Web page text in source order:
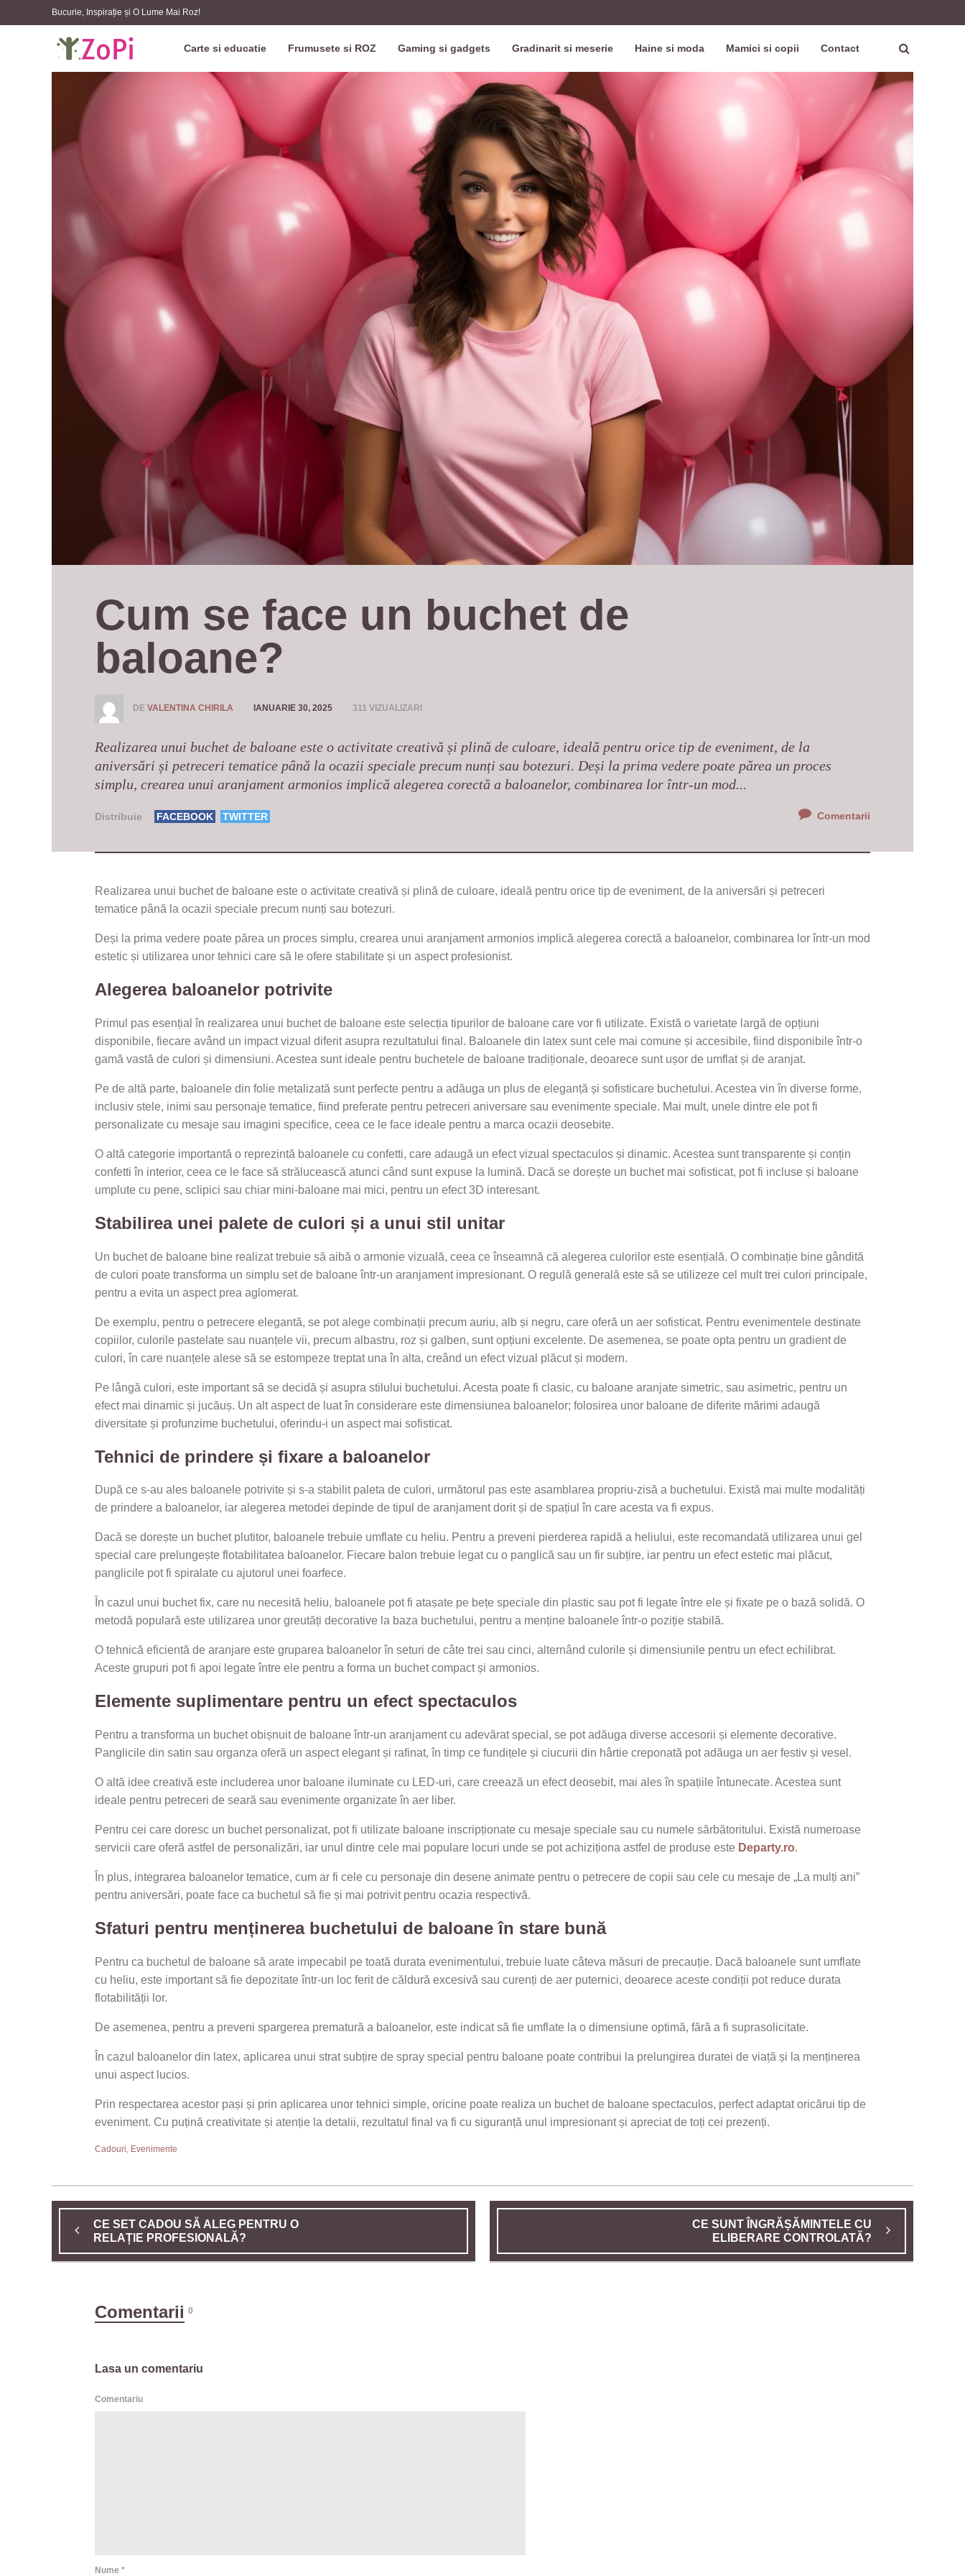
Bucurie, Inspirație și O Lume Mai Roz!
Carte si educatie Frumusete si ROZ Gaming si gadgets Gradinarit si meserie Haine si moda Mamici si copii Contact
Cum se face un buchet de
baloane?
DE VALENTINA CHIRILA IANUARIE 30, 2025 311 VIZUALIZARI
Realizarea unui buchet de baloane este o activitate creativă și plină de culoare, ideală pentru orice tip de eveniment, de la
aniversări și petreceri tematice până la ocazii speciale precum nunți sau botezuri. Deși la prima vedere poate părea un proces
simplu, crearea unui aranjament armonios implică alegerea corectă a baloanelor, combinarea lor într-un mod...
Distribuie FACEBOOK TWITTER Comentarii
Realizarea unui buchet de baloane este o activitate creativă și plină de culoare, ideală pentru orice tip de eveniment, de la aniversări și petreceri
tematice până la ocazii speciale precum nunți sau botezuri.
Deși la prima vedere poate părea un proces simplu, crearea unui aranjament armonios implică alegerea corectă a baloanelor, combinarea lor într-un mod
estetic și utilizarea unor tehnici care să le ofere stabilitate și un aspect profesionist.
Alegerea baloanelor potrivite
Primul pas esențial în realizarea unui buchet de baloane este selecția tipurilor de baloane care vor fi utilizate. Există o varietate largă de opțiuni
disponibile, fiecare având un impact vizual diferit asupra rezultatului final. Baloanele din latex sunt cele mai comune și accesibile, fiind disponibile într-o
gamă vastă de culori și dimensiuni. Acestea sunt ideale pentru buchetele de baloane tradiționale, deoarece sunt ușor de umflat și de aranjat.
Pe de altă parte, baloanele din folie metalizată sunt perfecte pentru a adăuga un plus de eleganță și sofisticare buchetului. Acestea vin în diverse forme,
inclusiv stele, inimi sau personaje tematice, fiind preferate pentru petreceri aniversare sau evenimente speciale. Mai mult, unele dintre ele pot fi
personalizate cu mesaje sau imagini specifice, ceea ce le face ideale pentru a marca ocazii deosebite.
O altă categorie importantă o reprezintă baloanele cu confetti, care adaugă un efect vizual spectaculos și dinamic. Acestea sunt transparente și conțin
confetti în interior, ceea ce le face să strălucească atunci când sunt expuse la lumină. Dacă se dorește un buchet mai sofisticat, pot fi incluse și baloane
umplute cu pene, sclipici sau chiar mini-baloane mai mici, pentru un efect 3D interesant.
Stabilirea unei palete de culori și a unui stil unitar
Un buchet de baloane bine realizat trebuie să aibă o armonie vizuală, ceea ce înseamnă că alegerea culorilor este esențială. O combinație bine gândită
de culori poate transforma un simplu set de baloane într-un aranjament impresionant. O regulă generală este să se utilizeze cel mult trei culori principale,
pentru a evita un aspect prea aglomerat.
De exemplu, pentru o petrecere elegantă, se pot alege combinații precum auriu, alb și negru, care oferă un aer sofisticat. Pentru evenimentele destinate
copiilor, culorile pastelate sau nuanțele vii, precum albastru, roz și galben, sunt opțiuni excelente. De asemenea, se poate opta pentru un gradient de
culori, în care nuanțele alese să se estompeze treptat una în alta, creând un efect vizual plăcut și modern.
Pe lângă culori, este important să se decidă și asupra stilului buchetului. Acesta poate fi clasic, cu baloane aranjate simetric, sau asimetric, pentru un
efect mai dinamic și jucăuș. Un alt aspect de luat în considerare este dimensiunea baloanelor; folosirea unor baloane de diferite mărimi adaugă
diversitate și profunzime buchetului, oferindu-i un aspect mai sofisticat.
Tehnici de prindere și fixare a baloanelor
După ce s-au ales baloanele potrivite și s-a stabilit paleta de culori, următorul pas este asamblarea propriu-zisă a buchetului. Există mai multe modalități
de prindere a baloanelor, iar alegerea metodei depinde de tipul de aranjament dorit și de spațiul în care acesta va fi expus.
Dacă se dorește un buchet plutitor, baloanele trebuie umflate cu heliu. Pentru a preveni pierderea rapidă a heliului, este recomandată utilizarea unui gel
special care prelungește flotabilitatea baloanelor. Fiecare balon trebuie legat cu o panglică sau un fir subțire, iar pentru un efect estetic mai plăcut,
panglicile pot fi spiralate cu ajutorul unei foarfece.
În cazul unui buchet fix, care nu necesită heliu, baloanele pot fi atașate pe bețe speciale din plastic sau pot fi legate între ele și fixate pe o bază solidă. O
metodă populară este utilizarea unor greutăți decorative la baza buchetului, pentru a menține baloanele într-o poziție stabilă.
O tehnică eficientă de aranjare este gruparea baloanelor în seturi de câte trei sau cinci, alternând culorile și dimensiunile pentru un efect echilibrat.
Aceste grupuri pot fi apoi legate între ele pentru a forma un buchet compact și armonios.
Elemente suplimentare pentru un efect spectaculos
Pentru a transforma un buchet obișnuit de baloane într-un aranjament cu adevărat special, se pot adăuga diverse accesorii și elemente decorative.
Panglicile din satin sau organza oferă un aspect elegant și rafinat, în timp ce fundițele și ciucurii din hârtie creponată pot adăuga un aer festiv și vesel.
O altă idee creativă este includerea unor baloane iluminate cu LED-uri, care creează un efect deosebit, mai ales în spațiile întunecate. Acestea sunt
ideale pentru petreceri de seară sau evenimente organizate în aer liber.
Pentru cei care doresc un buchet personalizat, pot fi utilizate baloane inscripționate cu mesaje speciale sau cu numele sărbătoritului. Există numeroase
servicii care oferă astfel de personalizări, iar unul dintre cele mai populare locuri unde se pot achiziționa astfel de produse este Departy.ro.
În plus, integrarea baloanelor tematice, cum ar fi cele cu personaje din desene animate pentru o petrecere de copii sau cele cu mesaje de „La mulți ani”
pentru aniversări, poate face ca buchetul să fie și mai potrivit pentru ocazia respectivă.
Sfaturi pentru menținerea buchetului de baloane în stare bună
Pentru ca buchetul de baloane să arate impecabil pe toată durata evenimentului, trebuie luate câteva măsuri de precauție. Dacă baloanele sunt umflate
cu heliu, este important să fie depozitate într-un loc ferit de căldură excesivă sau curenți de aer puternici, deoarece aceste condiții pot reduce durata
flotabilității lor.
De asemenea, pentru a preveni spargerea prematură a baloanelor, este indicat să fie umflate la o dimensiune optimă, fără a fi suprasolicitate.
În cazul baloanelor din latex, aplicarea unui strat subțire de spray special pentru baloane poate contribui la prelungirea duratei de viață și la menținerea
unui aspect lucios.
Prin respectarea acestor pași și prin aplicarea unor tehnici simple, oricine poate realiza un buchet de baloane spectaculos, perfect adaptat oricărui tip de
eveniment. Cu puțină creativitate și atenție la detalii, rezultatul final va fi cu siguranță unul impresionant și apreciat de toți cei prezenți.
Cadouri, Evenimente
CE SET CADOU SĂ ALEG PENTRU O
RELAȚIE PROFESIONALĂ?
CE SUNT ÎNGRĂȘĂMINTELE CU
ELIBERARE CONTROLATĂ?
Comentarii 0
Lasa un comentariu
Comentariu
Nume *